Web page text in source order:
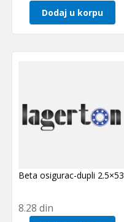
Dodaj u korpu
Beta osigurac-dupli 2.5×53
8.28 din